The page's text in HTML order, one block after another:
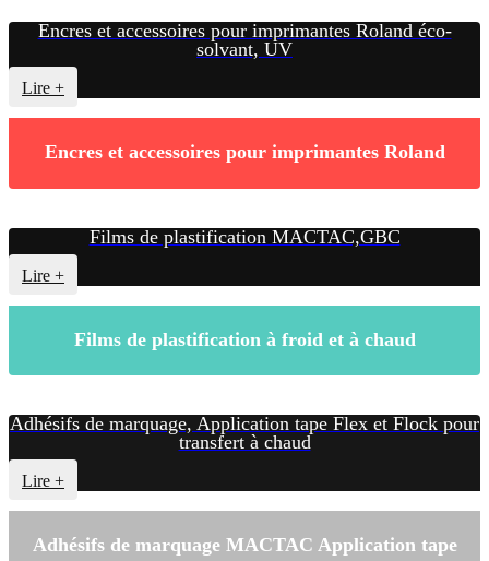
Encres et accessoires pour imprimantes Roland éco-
solvant, UV
Lire +
Encres et accessoires pour imprimantes Roland
Films de plastification MACTAC,GBC
Lire +
Films de plastification à froid et à chaud
Adhésifs de marquage, Application tape Flex et Flock pour
transfert à chaud
Lire +
Adhésifs de marquage MACTAC Application tape